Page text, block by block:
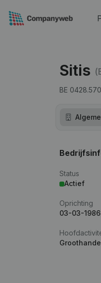
Sitis
BE
Status
Actief
Oprichting
03-03-1986